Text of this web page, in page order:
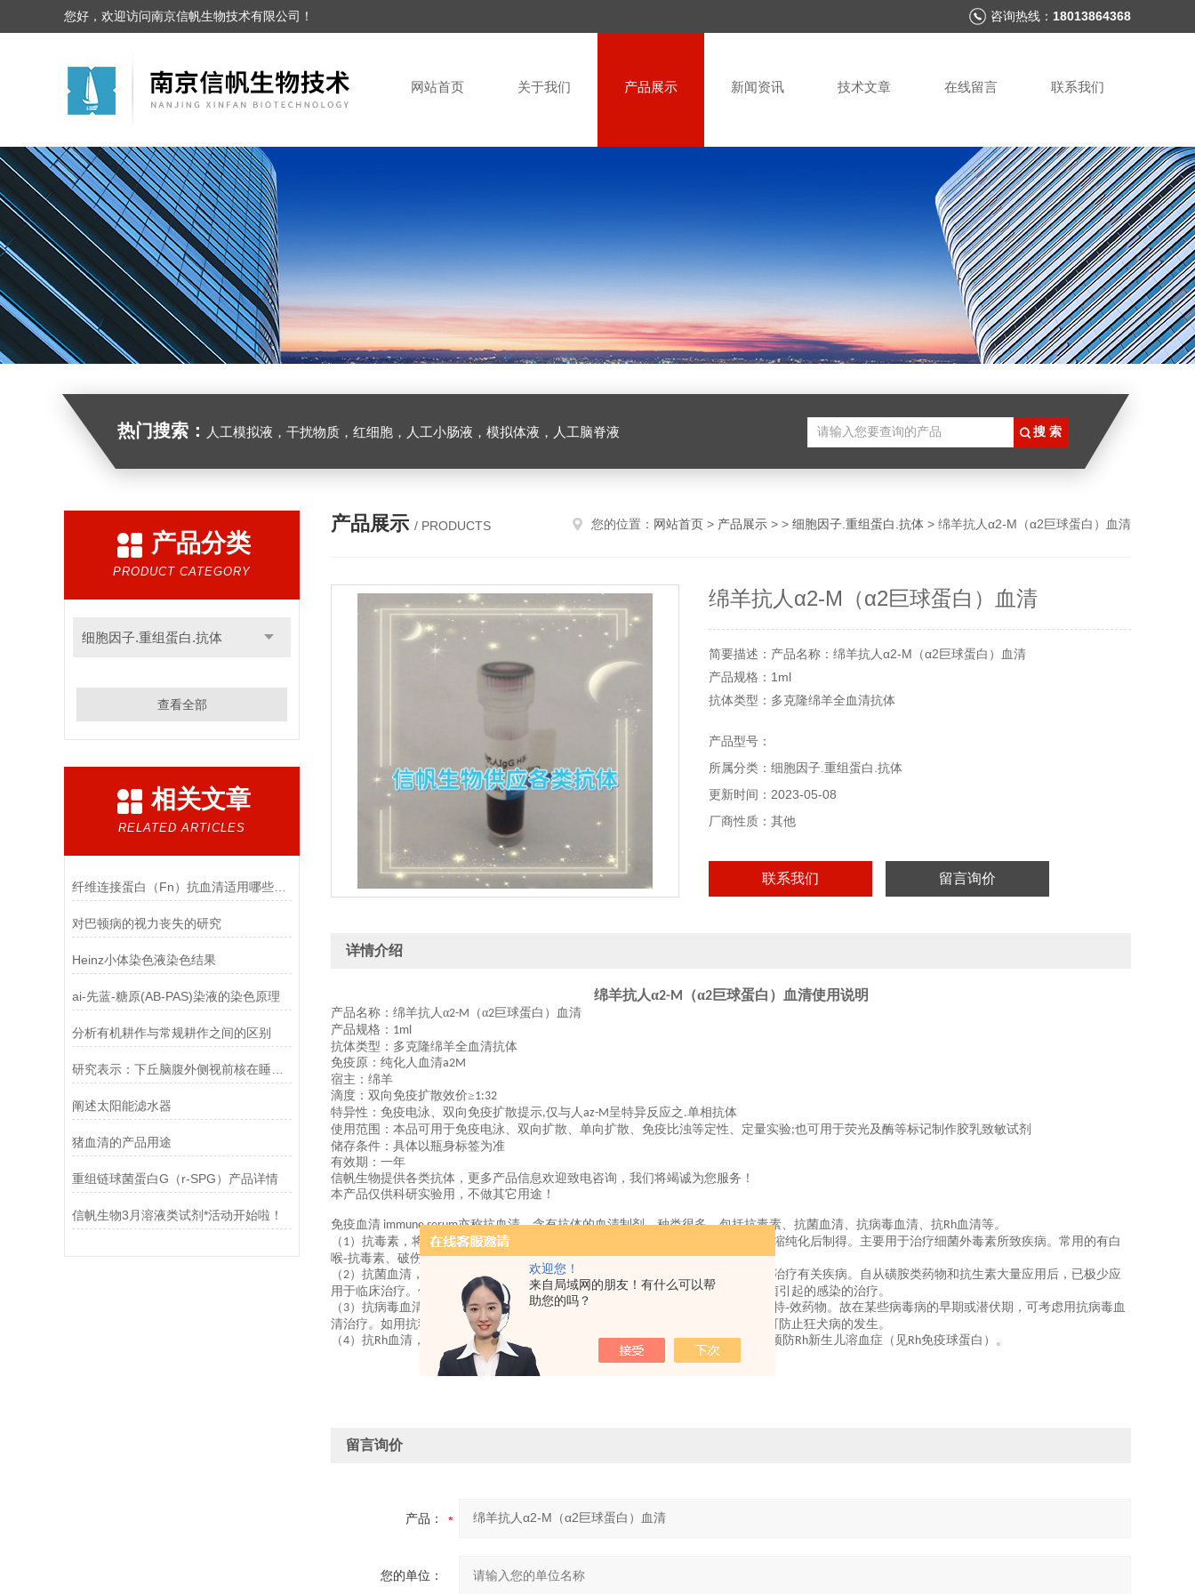
欢迎您！
来自局域网的朋友！有什么可以帮
助您的吗？
您好，欢迎访问南京信帆生物技术有限公司！ 咨询热线： 18013864368
网站首页 关于我们 产品展示 新闻资讯 技术文章 在线留言 联系我们
热门搜索： 人工模拟液，干扰物质，红细胞，人工小肠液，模拟体液，人工脑脊液
产品分类
PRODUCT CATEGORY
细胞因子.重组蛋白.抗体
查看全部
相关文章
RELATED ARTICLES
纤维连接蛋白（Fn）抗血清适用哪些实验
对巴顿病的视力丧失的研究
Heinz小体染色液染色结果
ai-先蓝-糖原(AB-PAS)染液的染色原理
分析有机耕作与常规耕作之间的区别
研究表示：下丘脑腹外侧视前核在睡眠中其中至关重要的作用
阐述太阳能滤水器
猪血清的产品用途
重组链球菌蛋白G（r-SPG）产品详情
信帆生物3月溶液类试剂*活动开始啦！
产品展示 / PRODUCTS 您的位置： 网站首页 > 产品展示 > > 细胞因子.重组蛋白.抗体 > 绵羊抗人α2-M（α2巨球蛋白）血清
绵羊抗人α2-M（α2巨球蛋白）血清
简要描述：产品名称：绵羊抗人α2-M（α2巨球蛋白）血清
产品规格：1ml
抗体类型：多克隆绵羊全血清抗体
有效期：一年
信帆生物提供各类抗体，更多产品信息欢迎致电咨询，我们将竭诚为您服
务！
本产品仅供科研实验用，不做其它用途！
产品型号：
所属分类：细胞因子.重组蛋白.抗体
更新时间：2023-05-08
厂商性质：其他
联系我们 留言询价
详情介绍
绵羊抗人α2-M （α2巨球蛋白）血清使用说明
产品名称：绵羊抗人α2-M （α2巨球蛋白）血清
产品规格： 1ml
抗体类型：多克隆绵羊全血清抗体
免疫原：纯化人血清a2M
宿主：绵羊
滴度：双向免疫扩散效价≥1:32
特异性：免疫电泳、双向免疫扩散提示,仅与人az-M呈特异反应之 .单相抗体
使用范围：本品可用于免疫电泳、双向扩散、单向扩散、免疫比浊等定性、定量实验;也可用于荧光及酶等标记制作胶乳致敏试剂
储存条件：具体以瓶身标签为准
有效期：一年
信帆生物提供各类抗体，更多产品信息欢迎致电咨询，我们将竭诚为您服务！
本产品仅供科研实验用，不做其它用途！
免疫血清 immune serum亦称抗血清。含有抗体的血清制剂。种类很多，包括抗毒素、抗菌血清、抗病毒血清、抗Rh血清等。
（ 1）抗毒素，将类毒素多次免疫动物（常用马）后，采取动物的免疫血清，经浓缩纯化后制得。主要用于治疗细菌外毒素所致疾病。常用的有白
喉-抗毒素、破伤风-抗毒素。
（2）抗菌血清，在本世纪 40年代以前曾用抗肺炎、抗百日咳、抗炭疽等抗菌血清治疗有关疾病。自从磺胺类药物和抗生素大量应用后，已极少应
用于临床治疗。但对一些耐药菌株引起的感染，可用抗菌血清治疗。如对绿脓杆菌引起的感染的治疗。
（ 3）抗病毒血清，用病毒免疫动物，取其血清精制而成。对病毒病的治疗尚缺乏特-效药物。故在某些病毒病的早期或潜伏期，可考虑用抗病毒血
清治疗。如用抗狂犬病毒血清与抗狂犬疫苗同时对被狂犬严重咬伤者进行注射，可防止狂犬病的发生。
（4）抗Rh血清，能作用于Rh阳性（ ）红细胞，临床上常用提纯的抗Rh球蛋白预防Rh新生儿溶血症（见Rh免疫球蛋白）。
留言询价
产品：
您的单位：